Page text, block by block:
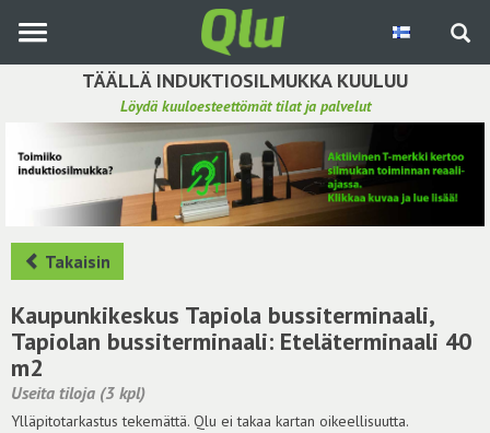
pääsisältöön
TÄÄLLÄ INDUKTIOSILMUKKA KUULUU
Löydä kuuloesteettömät tilat ja palvelut
Etsi induktiosilmukka
Tee ehdotus ja vaikuta kuulemiskokemukseen
Hae ehdotuksia
Käyttöohje
Yhteydenottopyyntö
Kirjaudu sisään
Takaisin
Kaupunkikeskus Tapiola bussiterminaali,
Tapiolan bussiterminaali: Eteläterminaali 40
m2
Useita tiloja (3 kpl)
Ylläpitotarkastus tekemättä. Qlu ei takaa kartan oikeellisuutta.